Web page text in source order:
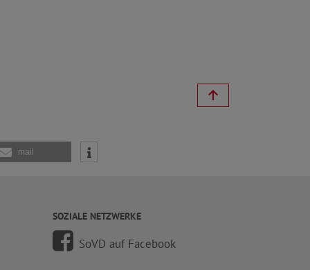
mail
SOZIALE NETZWERKE
SoVD auf Facebook